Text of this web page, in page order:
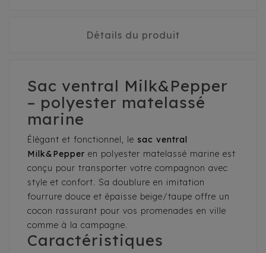
Détails du produit
Sac ventral Milk&Pepper
– polyester matelassé
marine
Élégant et fonctionnel, le sac ventral
Milk&Pepper en polyester matelassé marine est
conçu pour transporter votre compagnon avec
style et confort. Sa doublure en imitation
fourrure douce et épaisse beige/taupe offre un
cocon rassurant pour vos promenades en ville
comme à la campagne.
Caractéristiques